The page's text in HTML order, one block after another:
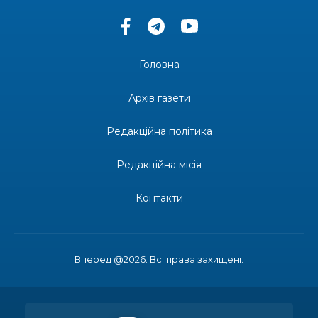
«Дві музи» у Рівному: свято краси, мистецтва
Одна з найяскравіших постатей Бахмута –
професійним святом
спецрахунки
Вперед @2026. Всі права захищені.
Головна
Архів газети
Редакційна політика
Редакційна місія
Контакти